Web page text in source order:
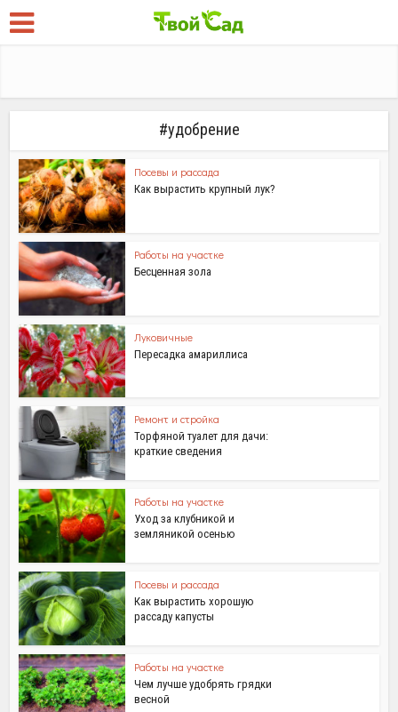
#удобрение
Посевы и рассада
Как вырастить крупный лук?
Работы на участке
Бесценная зола
Луковичные
Пересадка амариллиса
Ремонт и стройка
Торфяной туалет для дачи:
краткие сведения
Работы на участке
Уход за клубникой и
земляникой осенью
Посевы и рассада
Как вырастить хорошую
рассаду капусты
Работы на участке
Чем лучше удобрять грядки
весной